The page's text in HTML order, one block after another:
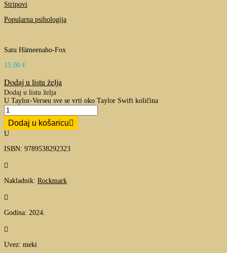
Stripovi
Popularna psihologija
Satu Hämeenaho-Fox
15,00 €
Dodaj u listu želja
Dodaj u listu želja
U Taylor-Verseu sve se vrti oko Taylor Swift količina
Dodaj u košaricu
U
ISBN: 9789538292323

Nakladnik: Rockmark

Godina: 2024.

Uvez: meki